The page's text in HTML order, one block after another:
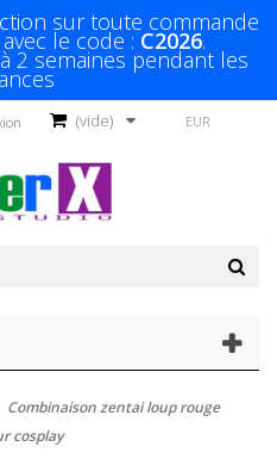
sur toute commande
le code : C2026.
2 semaines pendant les
EUR
(vide)
Combinaison zentai loup rouge
cosplay